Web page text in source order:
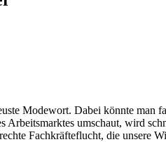
Modewort. Dabei könnte man
umschaut, wird
Fachkräfteflucht, die unsere